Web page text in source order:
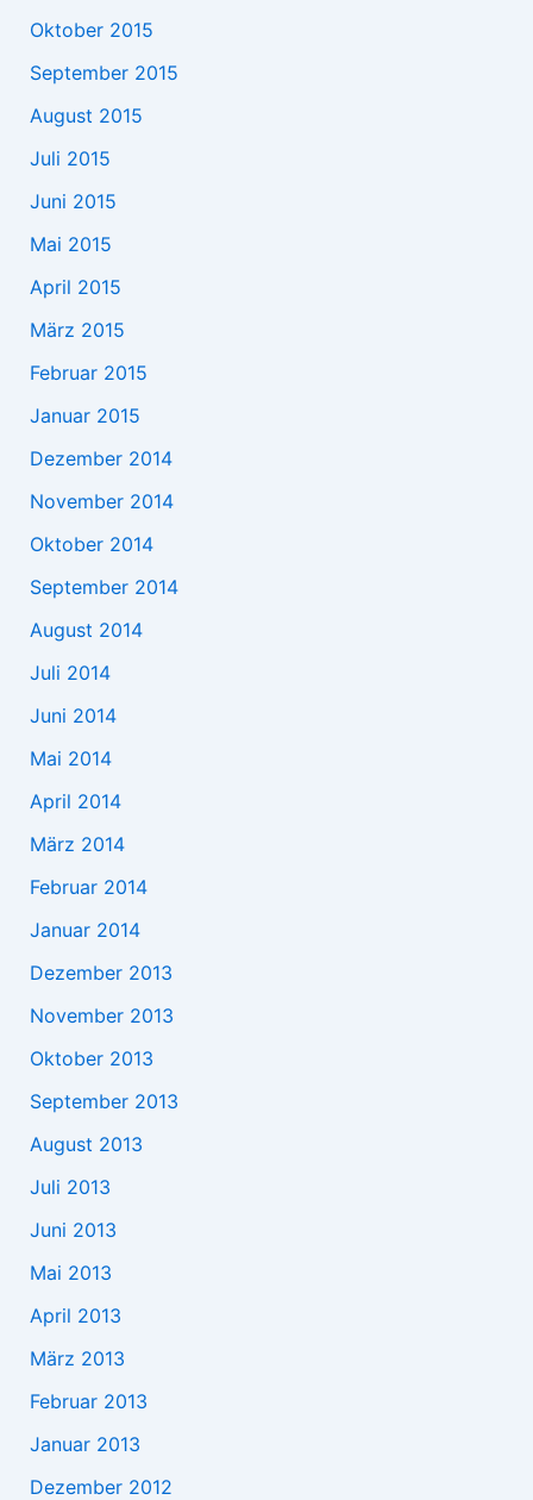
Oktober 2015
September 2015
August 2015
Juli 2015
Juni 2015
Mai 2015
April 2015
März 2015
Februar 2015
Januar 2015
Dezember 2014
November 2014
Oktober 2014
September 2014
August 2014
Juli 2014
Juni 2014
Mai 2014
April 2014
März 2014
Februar 2014
Januar 2014
Dezember 2013
November 2013
Oktober 2013
September 2013
August 2013
Juli 2013
Juni 2013
Mai 2013
April 2013
März 2013
Februar 2013
Januar 2013
Dezember 2012